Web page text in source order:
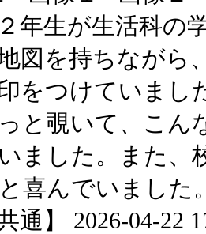
年生が生活科の
図を持ちながら
をつけていまし
と覗いて、こん
ました。また、
喜んでいました
通】 2026-04-22